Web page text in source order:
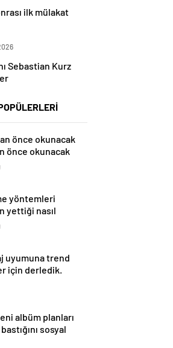
ilk mülakat
Sebastian Kurz
önce okunacak
önce okunacak
için hangi dua?
yöntemleri
yettiği nasıl
uyumuna trend
için derledik.
albüm planları
sosyal